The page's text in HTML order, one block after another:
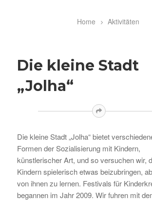
Home Aktivitäten
Die kleine Stadt
„Jolha“
Die kleine Stadt „Jolha“ bietet
Formen der Sozialisierung mit Kindern,
künstlerischer Art, und so versuchen wir,
Kindern spielerisch etwas beizubringen,
von ihnen zu lernen. Festivals für
begannen im Jahr 2009. Wir fuhren mit